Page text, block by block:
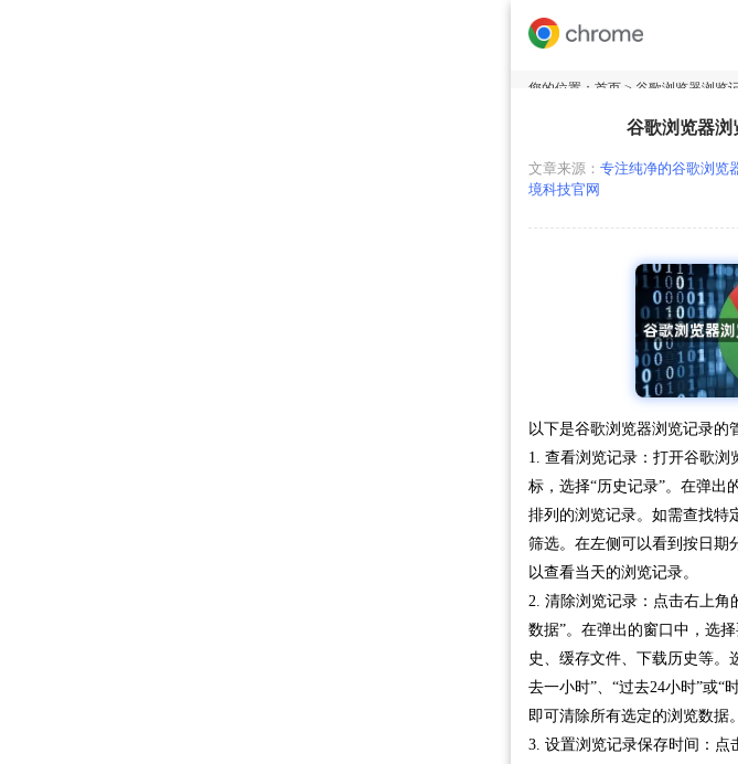
您的位置： 首页 > 谷歌浏览器浏览
谷歌浏览器浏
文章来源： 专注纯净的谷歌浏览
境科技官网
以下是谷歌浏览器浏览记录的
1. 查看浏览记录：打开谷歌浏
标，选择“历史记录”。在弹出
排列的浏览记录。如需查找特
筛选。在左侧可以看到按日期
以查看当天的浏览记录。
2. 清除浏览记录：点击右上角
数据”。在弹出的窗口中，选
史、缓存文件、下载历史等。
去一小时”、“过去24小时”或“
即可清除所有选定的浏览数据。
3. 设置浏览记录保存时间：点